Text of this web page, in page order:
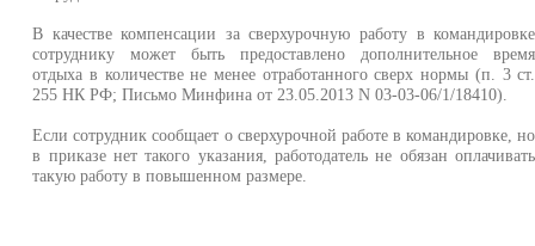
В качестве компенсации за сверхурочную работу в командировке
сотруднику может быть предоставлено дополнительное время
отдыха в количестве не менее отработанного сверх нормы (п. 3 ст.
255 НК РФ; Письмо Минфина от 23.05.2013 N 03-03-06/1/18410).
Если сотрудник сообщает о сверхурочной работе в командировке, но
в приказе нет такого указания, работодатель не обязан оплачивать
такую работу в повышенном размере.